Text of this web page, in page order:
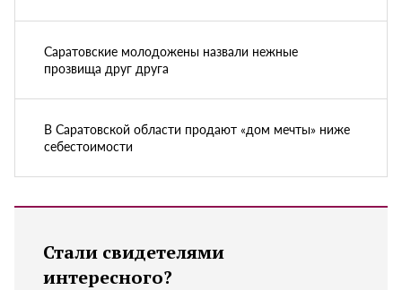
Саратовские молодожены назвали нежные
прозвища друг друга
В Саратовской области продают «дом мечты» ниже
себестоимости
Стали свидетелями
интересного?